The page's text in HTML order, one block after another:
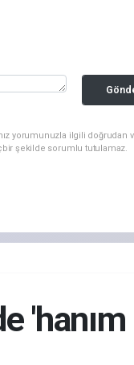
yorumunuzla ilgili doğrudan
şekilde sorumlu tutulamaz.